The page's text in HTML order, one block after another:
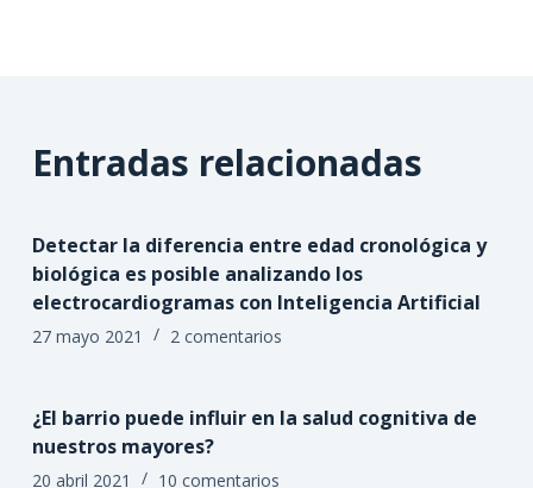
Entradas relacionadas
Detectar la diferencia entre edad cronológica y
biológica es posible analizando los
electrocardiogramas con Inteligencia Artificial
27 mayo 2021 2 comentarios
¿El barrio puede influir en la salud cognitiva de
nuestros mayores?
20 abril 2021 10 comentarios